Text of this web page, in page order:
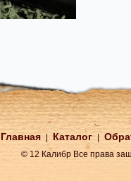
Главная Каталог
© 12 Калибр Все права